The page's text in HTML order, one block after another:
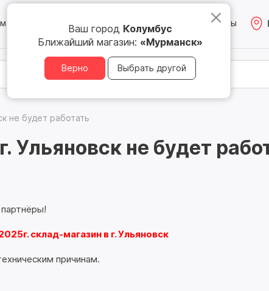
Юридическим лицам Магазины
Ваш город Колумбус
Ближайший магазин: «Мурманск»
Верно Выбрать другой
не будет работать
Ульяновск не будет
склад-магазин в г. Ульяновск
причинам.